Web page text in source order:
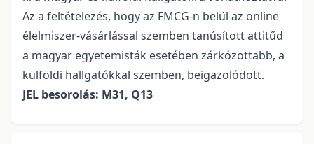
Az a feltételezés, hogy az FMCG-n belül az online
élelmiszer-vásárlással szemben tanúsított attitűd
a magyar egyetemisták esetében zárkózottabb, a
külföldi hallgatókkal szemben, beigazolódott.
JEL besorolás: M31, Q13